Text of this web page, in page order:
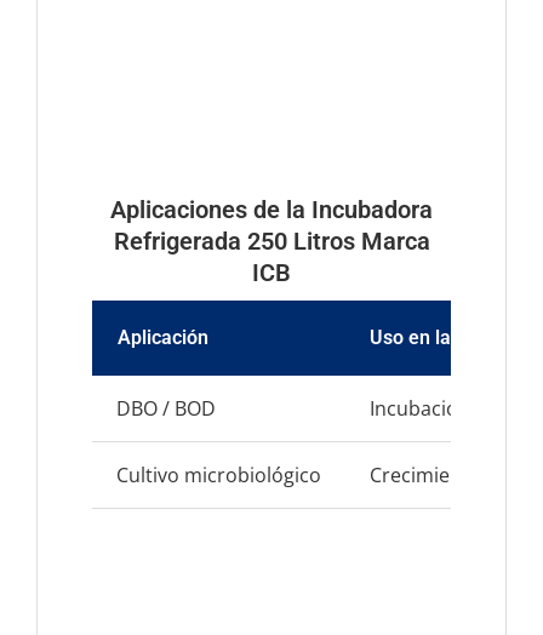
Aplicaciones de la Incubadora
Refrigerada 250 Litros Marca
ICB
Aplicación Uso en laboratorio
DBO / BOD Incubación
Cultivo microbiológico Crecimiento y